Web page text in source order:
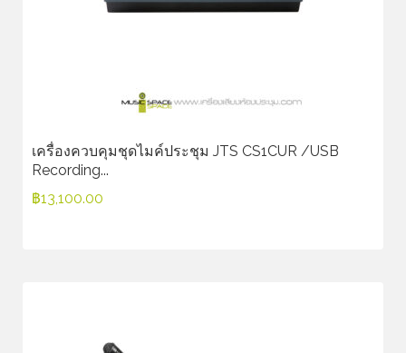
เครื่องควบคุมชุดไมค์ประชุม JTS CS1CUR /USB
Recording...
฿13,100.00